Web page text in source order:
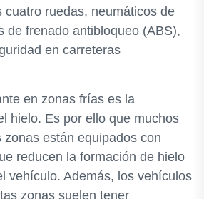
cuatro ruedas, neumáticos de
de frenado antibloqueo (ABS),
en carreteras
en zonas frías es la
hielo. Es por ello que muchos
están equipados con
reducen la formación de hielo
vehículo. Además, los vehículos
zonas suelen tener